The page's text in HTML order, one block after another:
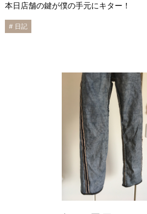
本日店舗の鍵が僕の手元にキ
# 日記